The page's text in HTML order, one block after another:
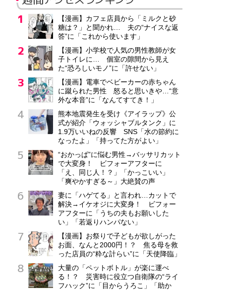
【漫画】カフェ店員から「ミルクと砂
糖は？」と聞かれ… 夫の“ナイスな返
答”に「これから使います」
【漫画】小学校で人気の男性教師が女
子トイレに… 個室の隙間から見え
た“恐ろしいモノ”に「許せない」
【漫画】電車でベビーカーの赤ちゃん
に蹴られた男性 怒ると思いきや…“意
外な本音”に「なんてすてき！」
熊本地震発生を受け《アイラップ》公
式が紹介「ウォッシャブルタンク」に
1.9万いいねの反響 SNS「水の節約に
なったよ」「持ってた方がよい」
“おかっぱ”に悩む男性→バッサリカット
で大変身！ ビフォーアフターに
「え、同じ人！？」「かっこいい」
「爽やかすぎる～」大絶賛の声
妻に「ハゲてる」と言われ…カットで
解決→イケオジに大変身！ ビフォー
アフターに「うちの夫もお願いした
い」「若返りハンパない」
【漫画】お祭りで子どもが欲しがった
お面、なんと2000円！？ 焦る母を救
った店員の“粋な計らい”に「天使降臨」
大量の「ペットボトル」が楽に運べ
る！？ 災害時に役立つ自衛隊の“ライ
フハック”に「目からうろこ」「助か